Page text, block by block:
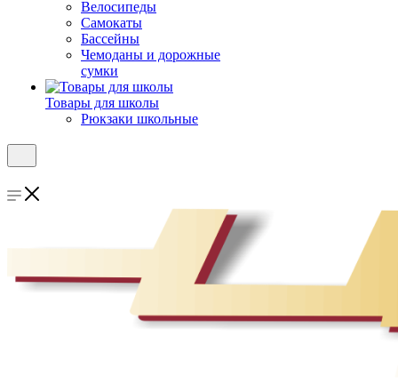
Велосипеды
Самокаты
Бассейны
Чемоданы и дорожные
сумки
Товары для школы
Рюкзаки школьные